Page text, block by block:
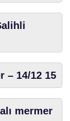
– 14/12 15
mermer